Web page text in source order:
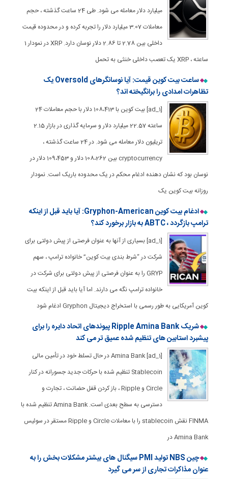
میلیارد دلار معامله می شود. طی 24 ساعت گذشته ، حجم
معاملات 3.07 میلیارد دلار را تجربه کرده و در محدوده قیمت
داخلی بین 2.78 تا 2.86 دلار نوسان دارد. XRP در نمودار 1
ساعته ، XRP یک تعصب داخلی خنثی به تحمل
ساعت بیت کوین قیمت: آیا نوسانگرهای Oversold یک
تظاهرات امدادی را برانگیخته اند؟
[ad_1] بیت کوین با 108،413 دلار با حجم معاملات 24
ساعته 22.57 میلیارد دلار و سرمایه گذاری در بازار 2.15
تریلیون دلار معامله می شود. در 24 ساعت گذشته ،
cryptocurrency بین 108،262 دلار و 109،453 دلار در
نوسان بود که نشان دهنده ادغام محکم در یک محدوده باریک است. نمودار
روزانه بیت کوین یک
ادغام بیت کوین Gryphon-American: آیا باید قبل از اینکه
ترامپ بازگردد ، ABTC به بازار برخورد کند؟
[ad_1] بسیاری از آنها به عنوان فرصتی از پیش دولتی برای
شرکت در “شرط بندی بیت کوین” خانواده ترامپ ، سهم
GRYP را به عنوان فرصتی از پیش دولتی برای شرکت در
خانواده ترامپ نگه می دارند. اما آیا باید قبل از اینکه بیت
کوین آمریکایی به طور رسمی با استخراج دیجیتال Gryphon ادغام شود
شریک Ripple Amina Bank پیوندهای اتحاد دایره را برای
پیشبرد استابین های تنظیم شده عمیق تر می کند
[ad_1] Amina Bank در حال تسلط خود در تأمین مالی
Stablecoin تنظیم شده با حرکات جدید جسورانه در کنار
Circle و Ripple ، باز کردن قفل حضانت ، تجارت و
دسترسی به سطح بعدی است. Amina Bank تنظیم شده با
FINMA نقش stablecoin را با معاملات Circle و Ripple مستقر در سوئیس
Amina Bank در
چین NBS تولید PMI سیگنال های بیشتر مشکلات بخش را به
عنوان مذاکرات تجاری از سر می گیرد